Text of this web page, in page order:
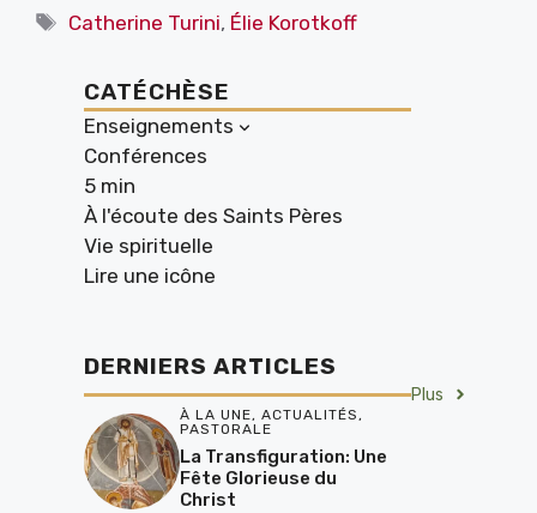
Étiquettes
Catherine Turini, Élie Korotkoff
CATÉCHÈSE
Enseignements
Conférences
5 min
À l'écoute des Saints Pères
Vie spirituelle
Lire une icône
DERNIERS ARTICLES
Plus
À LA UNE, ACTUALITÉS ,
PASTORALE
La Transfiguration: Une
Fête Glorieuse du
Christ